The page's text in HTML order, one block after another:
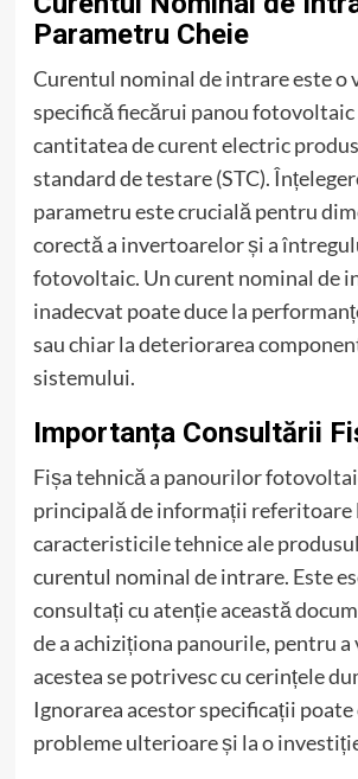
Parametru Cheie
Curentul nominal de intrare este o
specifică fiecărui panou
cantitatea de curent electric
standard de testare (STC).
parametru este crucială pentru
corectă a invertoarelor și a
fotovoltaic. Un curent nominal de
inadecvat poate duce la
sau chiar la deteriorarea
sistemului.
Importanța Consultării
Fișa tehnică a panourilor
principală de informații referitoare
caracteristicile tehnice ale
curentul nominal de intrare. Este
consultați cu atenție această
de a achiziționa panourile, pentru a
acestea se potrivesc cu cerințele
Ignorarea acestor specificații poate
probleme ulterioare și la o